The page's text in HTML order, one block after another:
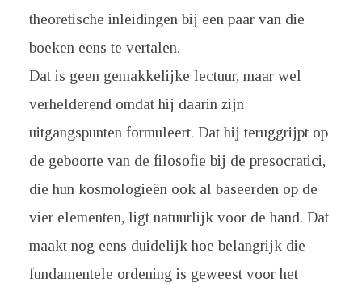
theoretische inleidingen bij een paar van die
boeken eens te vertalen.
Dat is geen gemakkelijke lectuur, maar wel
verhelderend omdat hij daarin zijn
uitgangspunten formuleert. Dat hij teruggrijpt op
de geboorte van de filosofie bij de presocratici,
die hun kosmologieën ook al baseerden op de
vier elementen, ligt natuurlijk voor de hand. Dat
maakt nog eens duidelijk hoe belangrijk die
fundamentele ordening is geweest voor het